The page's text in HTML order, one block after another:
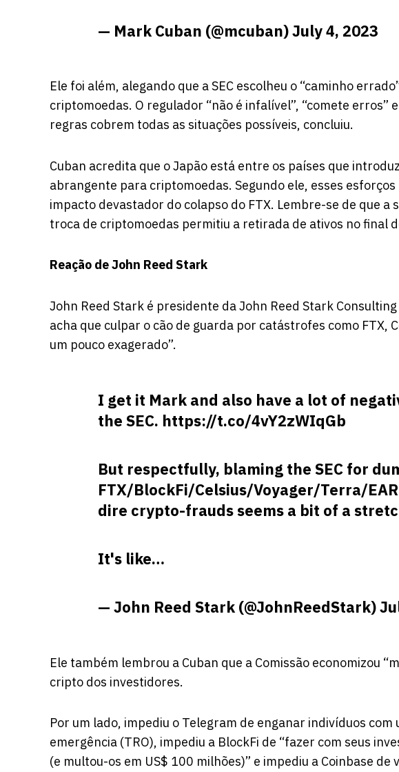
— Mark Cuban (@mcuban)July 4, 2023
Ele foi além, alegando que a SEC escolheu o “caminho
criptomoedas. O regulador “não é infalível”, “comete erros”
regras cobrem todas as situações possíveis, concluiu.
Cuban acredita que o Japão está entre os países que
abrangente para criptomoedas. Segundo ele, esses
impacto devastador do colapso do FTX. Lembre-se de que
troca de criptomoedas permitiu a retirada de ativos no final
Reação de John Reed Stark
John Reed Stark é presidente da John Reed Stark Consulting
acha que culpar o cão de guarda por catástrofes como FTX,
um pouco exagerado”.
I get it Mark and also have a lot of
the SEC. https://t.co/4vY2zWIqGb
But respectfully, blaming the SEC for
FTX/BlockFi/Celsius/Voyager/Terra/
dire crypto-frauds seems a bit of a
It's like…
— John Reed Stark (@JohnReedStark)
Ele também lembrou a Cuban que a Comissão economizou
cripto dos investidores.
Por um lado, impediu o Telegram de enganar indivíduos
emergência (TRO), impediu a BlockFi de “fazer com seus
(e multou-os em US$ 100 milhões)” e impediu a Coinbase